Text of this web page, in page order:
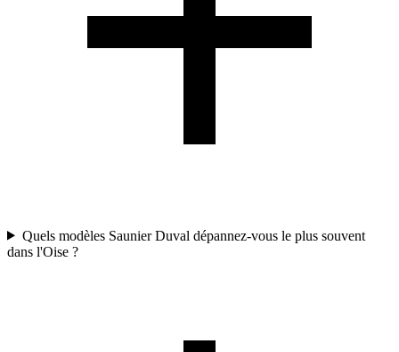
Quels modèles Saunier Duval dépannez-vous le plus souvent
dans l'Oise ?